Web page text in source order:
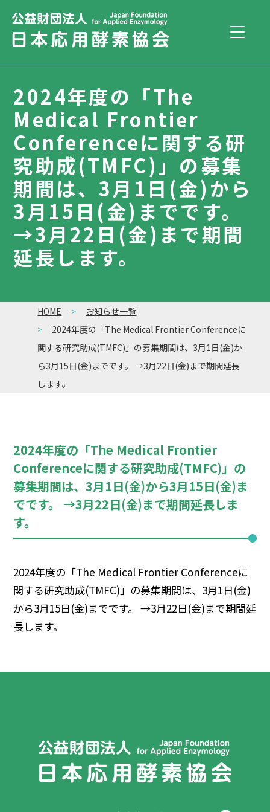
2024年度の「The
Medical Frontier
Conferenceに関する研
究助成(TMFC)」の募集
期間は、3月1日(金)から
3月15日(金)までです。
→3月22日(金)まで期間
延長します。
HOME
お知らせ一覧
2024年度の「The Medical Frontier Conferenceに
関する研究助成(TMFC)」の募集期間は、3月1日(金)か
ら3月15日(金)までです。 →3月22日(金)まで期間延長
します。
2024年度の「The Medical Frontier
Conferenceに関する研究助成(TMFC)」の
募集期間は、3月1日(金)から3月15日(金)ま
でです。 →3月22日(金)まで期間延長しま
す。
2024年度の「The Medical Frontier Conferenceに
関する研究助成(TMFC)」の募集期間は、3月1日(金)
から3月15日(金)までです。 →3月22日(金)まで期間延
長します。